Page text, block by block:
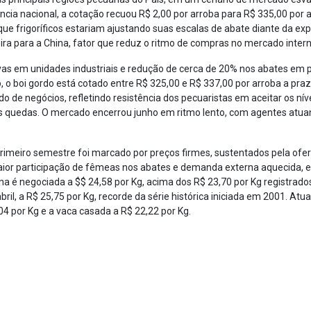
nacional, a cotação recuou R$ 2,00 por arroba para R$ 335,00 por
frigoríficos estariam ajustando suas escalas de abate diante da
para a China, fator que reduz o ritmo de compras no mercado
em unidades industriais e redução de cerca de 20% nos abates em
o boi gordo está cotado entre R$ 325,00 e R$ 337,00 por arroba a
de negócios, refletindo resistência dos pecuaristas em aceitar os
O mercado encerrou junho em ritmo lento, com agentes
semestre foi marcado por preços firmes, sustentados pela
participação de fêmeas nos abates e demanda externa aquecida,
é negociada a $$ 24,58 por Kg, acima dos R$ 23,70 por Kg
a R$ 25,75 por Kg, recorde da série histórica iniciada em 2001.
por Kg e a vaca casada a R$ 22,22 por Kg.